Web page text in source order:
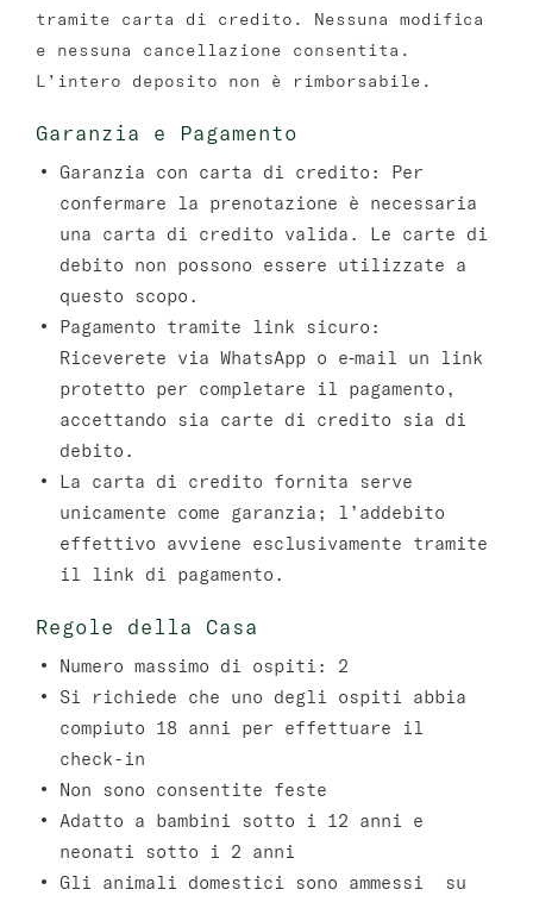
tramite carta di credito. Nessuna modifica
e nessuna cancellazione consentita.
L’intero deposito non è rimborsabile.
Garanzia e Pagamento
Garanzia con carta di credito:
Per
confermare la prenotazione è necessaria
una carta di credito valida. Le carte di
debito non possono essere utilizzate a
questo scopo.
Pagamento tramite link sicuro:
Riceverete via WhatsApp o e‑mail un link
protetto per completare il pagamento,
accettando sia carte di credito sia di
debito.
La carta di credito fornita serve
unicamente come garanzia; l’addebito
effettivo avviene esclusivamente tramite
il link di pagamento.
Regole della Casa
Numero massimo di ospiti: 2
Si richiede che uno degli ospiti abbia
compiuto 18 anni per effettuare il
check-in
Non sono consentite feste
Adatto a bambini sotto i 12 anni e
neonati sotto i 2 anni
Gli animali domestici sono ammessi su